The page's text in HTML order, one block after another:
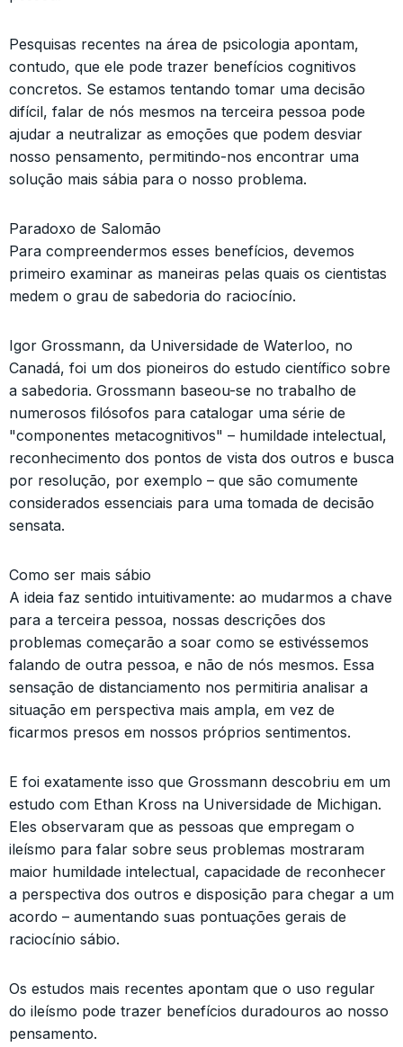
Pesquisas recentes na área de psicologia apontam,
contudo, que ele pode trazer benefícios cognitivos
concretos. Se estamos tentando tomar uma decisão
difícil, falar de nós mesmos na terceira pessoa pode
ajudar a neutralizar as emoções que podem desviar
nosso pensamento, permitindo-nos encontrar uma
solução mais sábia para o nosso problema.
Paradoxo de Salomão
Para compreendermos esses benefícios, devemos
primeiro examinar as maneiras pelas quais os cientistas
medem o grau de sabedoria do raciocínio.
Igor Grossmann, da Universidade de Waterloo, no
Canadá, foi um dos pioneiros do estudo científico sobre
a sabedoria. Grossmann baseou-se no trabalho de
numerosos filósofos para catalogar uma série de
"componentes metacognitivos" – humildade intelectual,
reconhecimento dos pontos de vista dos outros e busca
por resolução, por exemplo – que são comumente
considerados essenciais para uma tomada de decisão
sensata.
Como ser mais sábio
A ideia faz sentido intuitivamente: ao mudarmos a chave
para a terceira pessoa, nossas descrições dos
problemas começarão a soar como se estivéssemos
falando de outra pessoa, e não de nós mesmos. Essa
sensação de distanciamento nos permitiria analisar a
situação em perspectiva mais ampla, em vez de
ficarmos presos em nossos próprios sentimentos.
E foi exatamente isso que Grossmann descobriu em um
estudo com Ethan Kross na Universidade de Michigan.
Eles observaram que as pessoas que empregam o
ileísmo para falar sobre seus problemas mostraram
maior humildade intelectual, capacidade de reconhecer
a perspectiva dos outros e disposição para chegar a um
acordo – aumentando suas pontuações gerais de
raciocínio sábio.
Os estudos mais recentes apontam que o uso regular
do ileísmo pode trazer benefícios duradouros ao nosso
pensamento.